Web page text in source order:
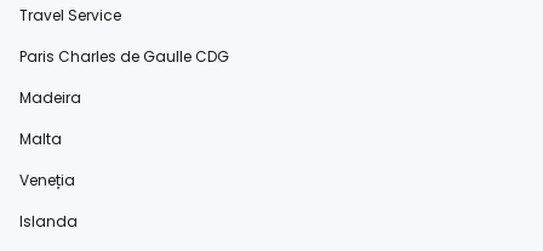
Travel Service
Paris Charles de Gaulle CDG
Madeira
Malta
Veneția
Islanda